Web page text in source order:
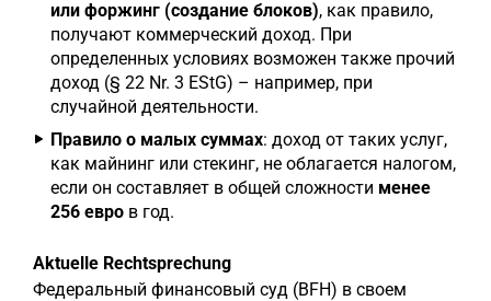
или форжинг (создание блоков), как правило,
получают коммерческий доход. При
определенных условиях возможен также прочий
доход (§ 22 Nr. 3 EStG) – например, при
случайной деятельности.
Правило о малых суммах: доход от таких услуг,
как майнинг или стекинг, не облагается налогом,
если он составляет в общей сложности менее
256 евро в год.
Aktuelle Rechtsprechung
Федеральный финансовый суд (BFH) в своем